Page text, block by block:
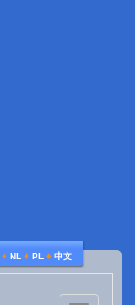
♦ NL ♦ PL ♦ 中文